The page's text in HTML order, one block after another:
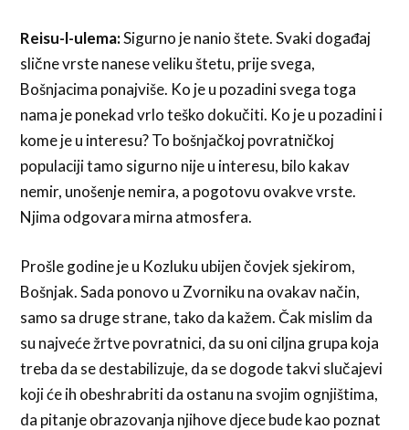
Reisu-l-ulema:Sigurno je nanio štete. Svaki događaj
slične vrste nanese veliku štetu, prije svega,
Bošnjacima ponajviše. Ko je u pozadini svega toga
nama je ponekad vrlo teško dokučiti. Ko je u pozadini i
kome je u interesu? To bošnjačkoj povratničkoj
populaciji tamo sigurno nije u interesu, bilo kakav
nemir, unošenje nemira, a pogotovu ovakve vrste.
Njima odgovara mirna atmosfera.
Prošle godine je u Kozluku ubijen čovjek sjekirom,
Bošnjak. Sada ponovo u Zvorniku na ovakav način,
samo sa druge strane, tako da kažem. Čak mislim da
su najveće žrtve povratnici, da su oni ciljna grupa koja
treba da se destabilizuje, da se dogode takvi slučajevi
koji će ih obeshrabriti da ostanu na svojim ognjištima,
da pitanje obrazovanja njihove djece bude kao poznat